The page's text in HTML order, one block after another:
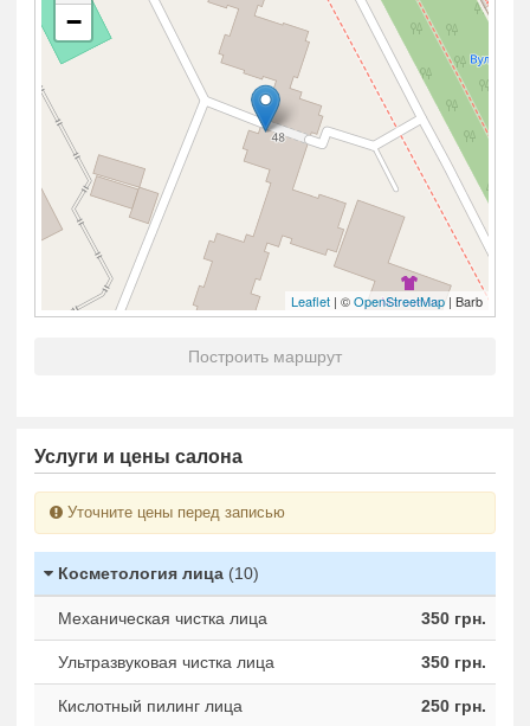
−
Leaflet | ©OpenStreetMap | Barb
Построить маршрут
Услуги и цены салона
Уточните цены перед записью
Косметология лица (10)
Механическая чистка лица 350 грн.
Ультразвуковая чистка лица 350 грн.
Кислотный пилинг лица 250 грн.